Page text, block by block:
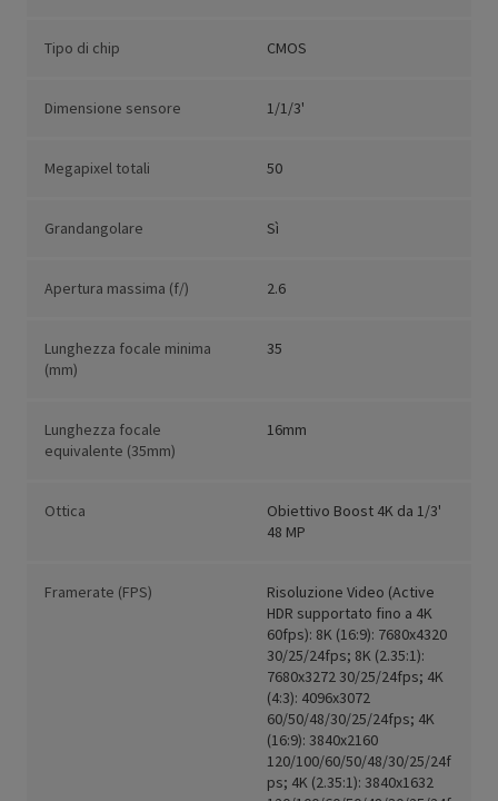
Tipo di chip CMOS
Dimensione sensore 1/1/3'
Megapixel totali 50
Grandangolare Sì
Apertura massima (f/) 2.6
Lunghezza focale minima
(mm)
35
Lunghezza focale
equivalente (35mm)
16mm
Ottica
Obiettivo Boost 4K da 1/3'
48 MP
Framerate (FPS)
Risoluzione Video (Active
HDR supportato fino a 4K
60fps): 8K (16:9): 7680x4320
30/25/24fps; 8K (2.35:1):
7680x3272 30/25/24fps; 4K
(4:3): 4096x3072
60/50/48/30/25/24fps; 4K
(16:9): 3840x2160
120/100/60/50/48/30/25/24f
ps; 4K (2.35:1): 3840x1632